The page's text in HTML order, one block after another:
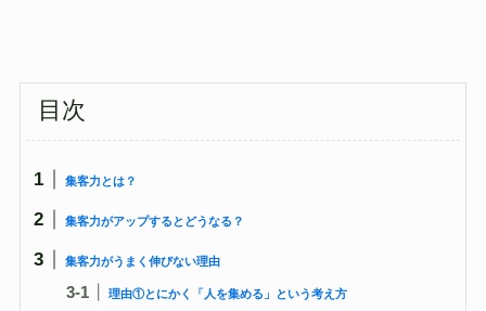
目次
集客力とは？
集客力がアップするとどうなる？
集客力がうまく伸びない理由
理由①とにかく「人を集める」という考え方